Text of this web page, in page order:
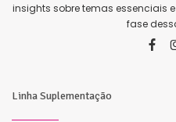
insights sobre temas essenciais
fase
Linha Suplementação